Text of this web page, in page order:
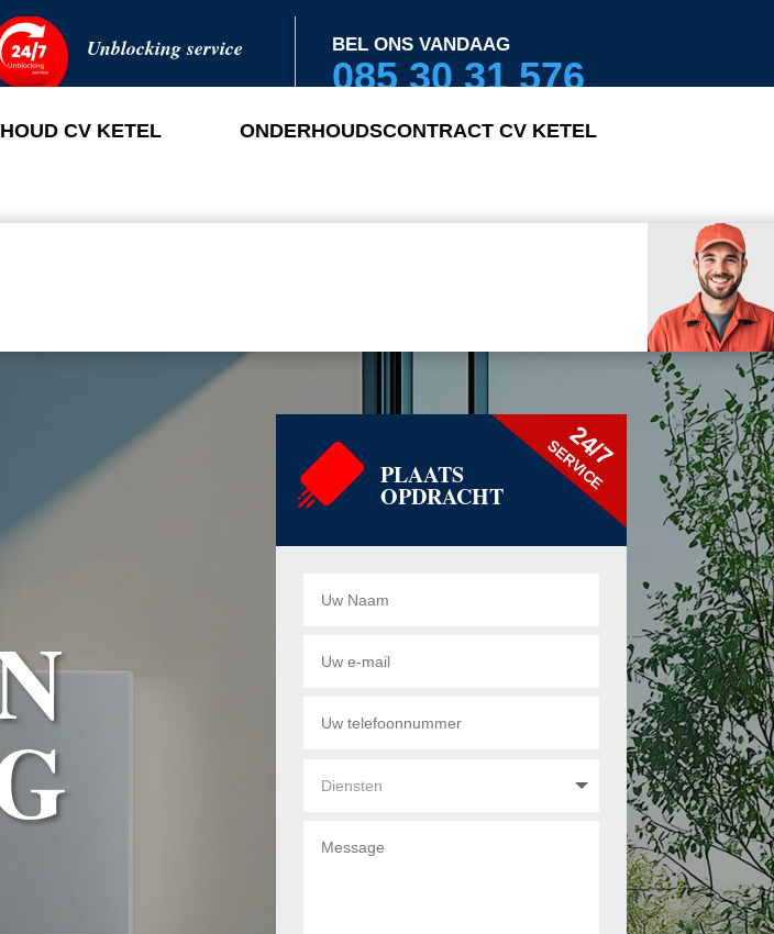
Unblocking service BEL ONS VANDAAG
085 30 31 576
CV KETEL ONDERHOUDSCONTRACT CV KETEL
PLAATS
OPDRACHT
24/7
SERVICE